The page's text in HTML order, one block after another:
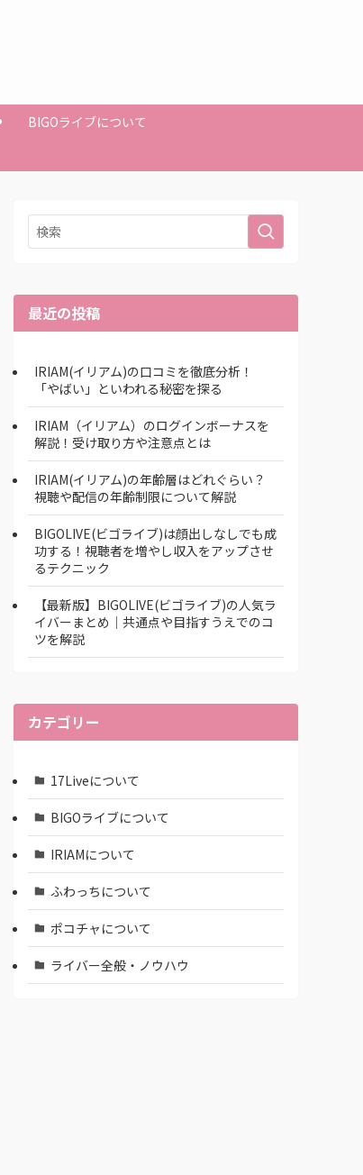
BIGOライブについて
最近の投稿
IRIAM(イリアム)の口コミを徹底分析！
「やばい」といわれる秘密を探る
IRIAM（イリアム）のログインボーナスを
解説！受け取り方や注意点とは
IRIAM(イリアム)の年齢層はどれぐらい？
視聴や配信の年齢制限について解説
BIGOLIVE(ビゴライブ)は顔出しなしでも成
功する！視聴者を増やし収入をアップさせ
るテクニック
【最新版】BIGOLIVE(ビゴライブ)の人気ラ
イバーまとめ│共通点や目指すうえでのコ
ツを解説
カテゴリー
17Liveについて
BIGOライブについて
IRIAMについて
ふわっちについて
ポコチャについて
ライバー全般・ノウハウ